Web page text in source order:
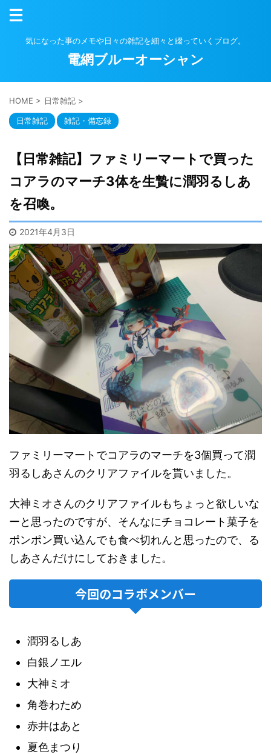
気になった事のメモや日々の雑記を細々と綴っていくブログ。
電網ブルーオーシャン
HOME > 日常雑記 >
日常雑記 雑記・備忘録
【日常雑記】ファミリーマートで買った
コアラのマーチ3体を生贄に潤羽るしあ
を召喚。
2021年4月3日
ファミリーマートでコアラのマーチを3個買って潤
羽るしあさんのクリアファイルを貰いました。
大神ミオさんのクリアファイルもちょっと欲しいな
ーと思ったのですが、そんなにチョコレート菓子を
ポンポン買い込んでも食べ切れんと思ったので、る
しあさんだけにしておきました。
今回のコラボメンバー
潤羽るしあ
白銀ノエル
大神ミオ
角巻わため
赤井はあと
夏色まつり